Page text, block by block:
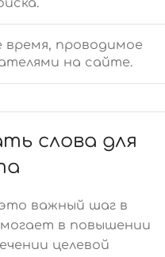
время, проводимое
на сайте.
слова для
важный шаг в
в повышении
целевой